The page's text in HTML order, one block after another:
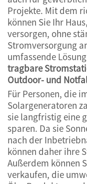
Projekte. Mit dem
können Sie Ihr
versorgen, ohne
Stromversorgung
umfassende
tragbare
Outdoor- und
Für Personen, die
Solargeneratoren
sie langfristig eine
sparen. Da sie
nach der
können daher ihre
Außerdem können
verkaufen, die